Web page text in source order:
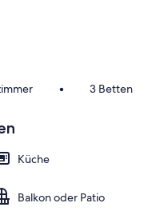
• 3 Betten
Küche
Balkon oder Patio